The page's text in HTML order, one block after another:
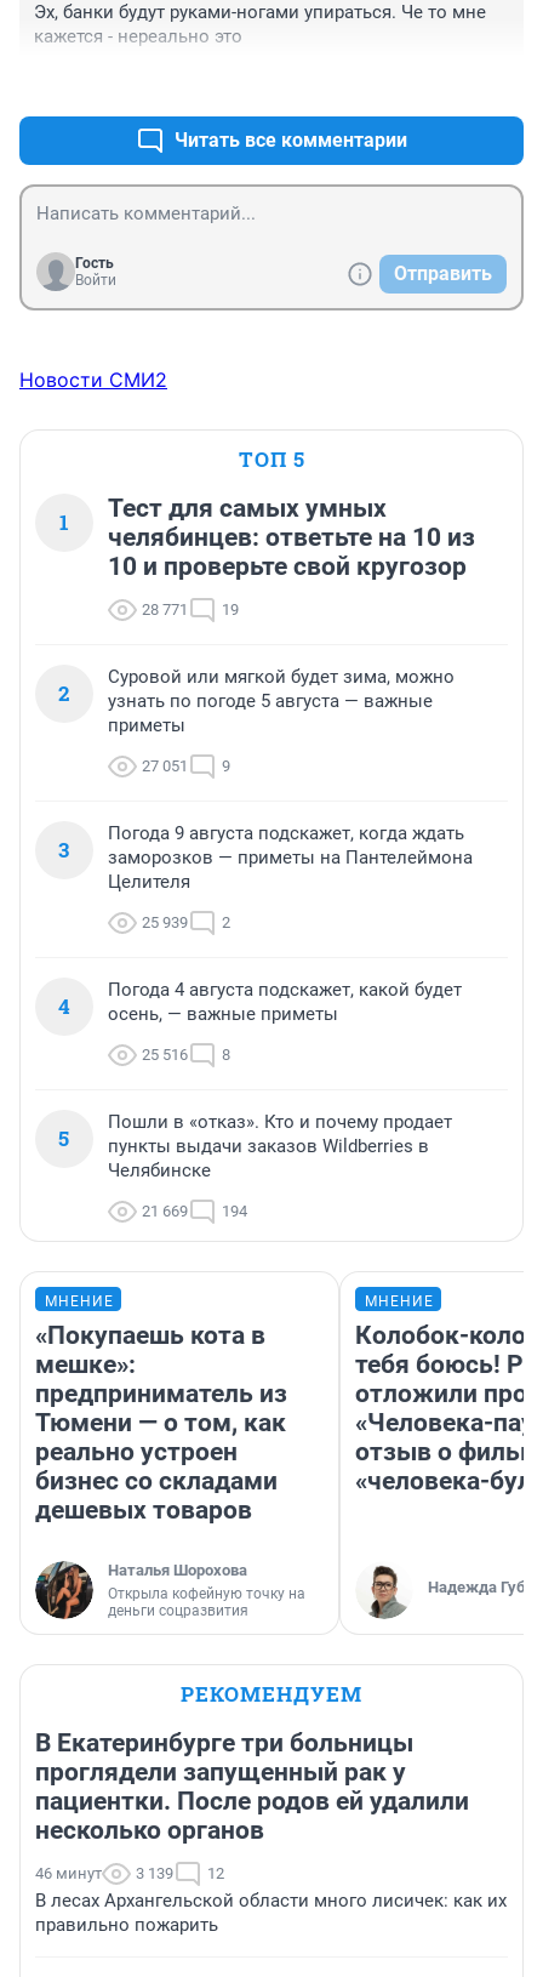
Эх, банки будут руками-ногами упираться. Че то мне
кажется - нереально это
Читать все комментарии
Гость
Войти
Отправить
Новости СМИ2
ТОП 5
1
Тест для самых умных
челябинцев: ответьте на 10 из
10 и проверьте свой кругозор
28 771 19
2
Суровой или мягкой будет зима, можно
узнать по погоде 5 августа — важные
приметы
27 051 9
3
Погода 9 августа подскажет, когда ждать
заморозков — приметы на Пантелеймона
Целителя
25 939 2
4
Погода 4 августа подскажет, какой будет
осень, — важные приметы
25 516 8
5
Пошли в «отказ». Кто и почему продает
пункты выдачи заказов Wildberries в
Челябинске
21 669 194
МНЕНИЕ
«Покупаешь кота в
мешке»:
предприниматель из
Тюмени — о том, как
реально устроен
бизнес со складами
дешевых товаров
Наталья Шорохова
Открыла кофейную точку на
деньги соцразвития
МНЕНИЕ
Колобок-
тебя боюсь!
отложили
«Человека-
отзыв о
«человека-
Надежда
РЕКОМЕНДУЕМ
В Екатеринбурге три больницы
проглядели запущенный рак у
пациентки. После родов ей удалили
несколько органов
46 минут 3 139 12
В лесах Архангельской области много лисичек: как их
правильно пожарить